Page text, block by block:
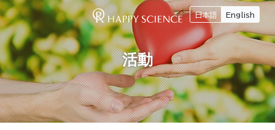
日本語 English
活動